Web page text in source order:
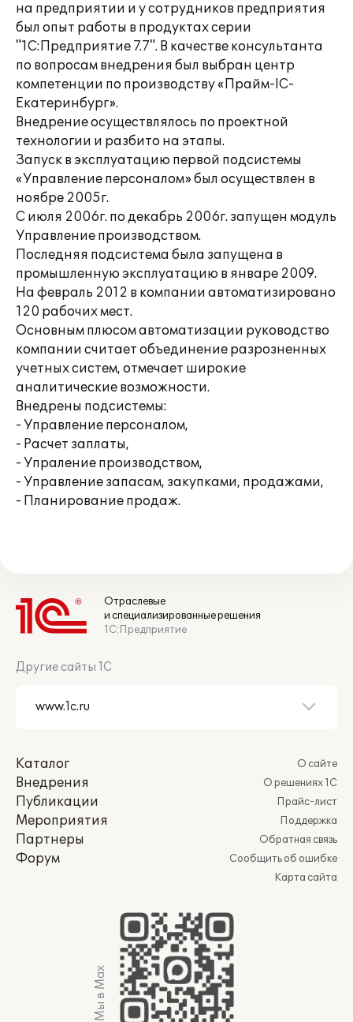
на предприятии и у сотрудников предприятия
был опыт работы в продуктах серии
"1С:Предприятие 7.7". В качестве консультанта
по вопросам внедрения был выбран центр
компетенции по производству «Прайм-lC-
Екатеринбург».
Внедрение осуществлялось по проектной
технологии и разбито на этапы.
Запуск в эксплуатацию первой подсистемы
«Управление персоналом» был осуществлен в
ноябре 2005г.
С июля 2006г. по декабрь 2006г. запущен модуль
Управление производством.
Последняя подсистема была запущена в
промышленную эксплуатацию в январе 2009.
На февраль 2012 в компании автоматизировано
120 рабочих мест.
Основным плюсом автоматизации руководство
компании считает объединение разрозненных
учетных систем, отмечает широкие
аналитические возможности.
Внедрены подсистемы:
- Управление персоналом,
- Расчет заплаты,
- Упраление производством,
- Управление запасам, закупками, продажами,
- Планирование продаж.
Отраслевые
и специализированные решения
1С:Предприятие
Другие сайты 1С
Каталог
Внедрения
Публикации
Мероприятия
Партнеры
Форум
О сайте
О решениях 1С
Прайс-лист
Поддержка
Обратная связь
Сообщить об ошибке
Карта сайта
Мы в Max